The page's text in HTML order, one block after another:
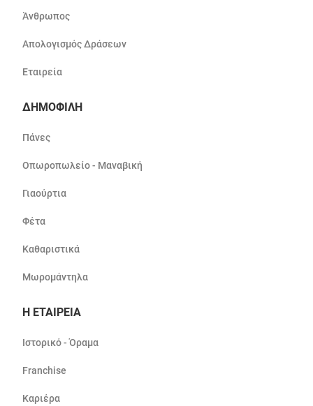
Άνθρωπος
Απολογισμός Δράσεων
Εταιρεία
ΔΗΜΟΦΙΛΗ
Πάνες
Οπωροπωλείο - Μαναβική
Γιαούρτια
Φέτα
Καθαριστικά
Μωρομάντηλα
Η ΕΤΑΙΡΕΙΑ
Ιστορικό - Όραμα
Franchise
Καριέρα